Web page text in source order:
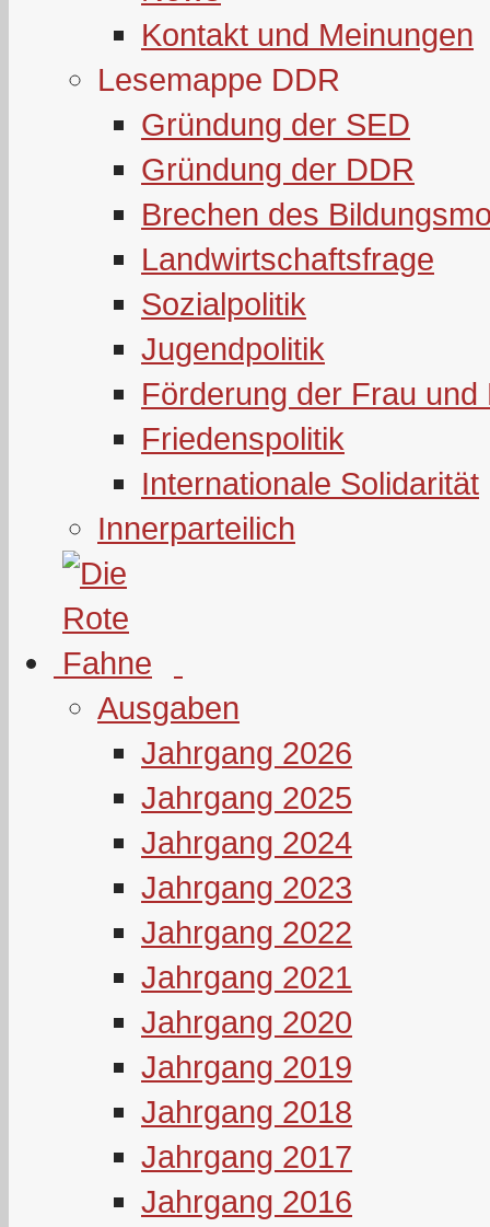
Kontakt und Meinungen
Lesemappe DDR
Gründung der SED
Gründung der DDR
Brechen des
Landwirtschaftsfrage
Sozialpolitik
Jugendpolitik
Förderung der Frau und
Friedenspolitik
Internationale Solidarität
Innerparteilich
Ausgaben
Jahrgang 2026
Jahrgang 2025
Jahrgang 2024
Jahrgang 2023
Jahrgang 2022
Jahrgang 2021
Jahrgang 2020
Jahrgang 2019
Jahrgang 2018
Jahrgang 2017
Jahrgang 2016